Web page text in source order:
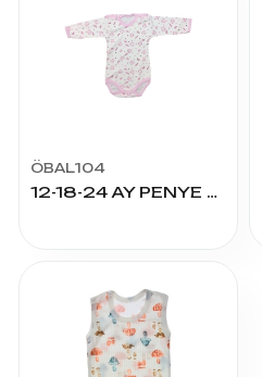
ÖBAL104
12-18-24 AY PENYE DESENLİ BADY U.KOL